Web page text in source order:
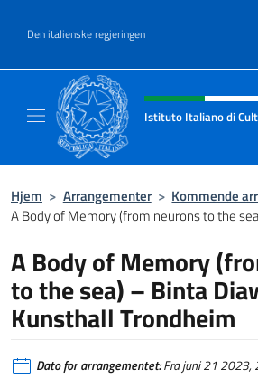
Den italienske regjeringen
Header, social and
Istituto Italiano di
Hjem > Arrangementer > Kommende
A Body of Memory (from neurons to the
A Body of Memory
to the sea) – Binta
Kunsthall Trondheim
Dato for arrangementet:Fra juni 21 2023,